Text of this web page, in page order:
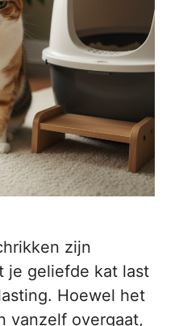
zijn
je geliefde kat last
Hoewel het
vanzelf overgaat,